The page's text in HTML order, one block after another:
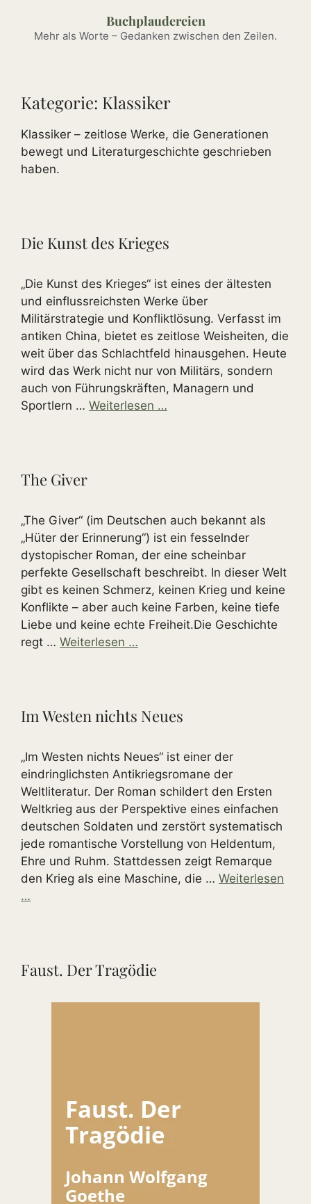
springen
Buchplaudereien
Mehr als Worte – Gedanken zwischen den Zeilen.
Kategorie: Klassiker
Klassiker – zeitlose Werke, die Generationen
bewegt und Literaturgeschichte geschrieben
haben.
Die Kunst des Krieges
„Die Kunst des Krieges“ ist eines der ältesten
und einflussreichsten Werke über
Militärstrategie und Konfliktlösung. Verfasst im
antiken China, bietet es zeitlose Weisheiten, die
weit über das Schlachtfeld hinausgehen. Heute
wird das Werk nicht nur von Militärs, sondern
auch von Führungskräften, Managern und
Sportlern … Weiterlesen …
The Giver
„The Giver“ (im Deutschen auch bekannt als
„Hüter der Erinnerung“) ist ein fesselnder
dystopischer Roman, der eine scheinbar
perfekte Gesellschaft beschreibt. In dieser Welt
gibt es keinen Schmerz, keinen Krieg und keine
Konflikte – aber auch keine Farben, keine tiefe
Liebe und keine echte Freiheit.Die Geschichte
regt … Weiterlesen …
Im Westen nichts Neues
„Im Westen nichts Neues“ ist einer der
eindringlichsten Antikriegsromane der
Weltliteratur. Der Roman schildert den Ersten
Weltkrieg aus der Perspektive eines einfachen
deutschen Soldaten und zerstört systematisch
jede romantische Vorstellung von Heldentum,
Ehre und Ruhm. Stattdessen zeigt Remarque
den Krieg als eine Maschine, die … Weiterlesen
…
Faust. Der Tragödie